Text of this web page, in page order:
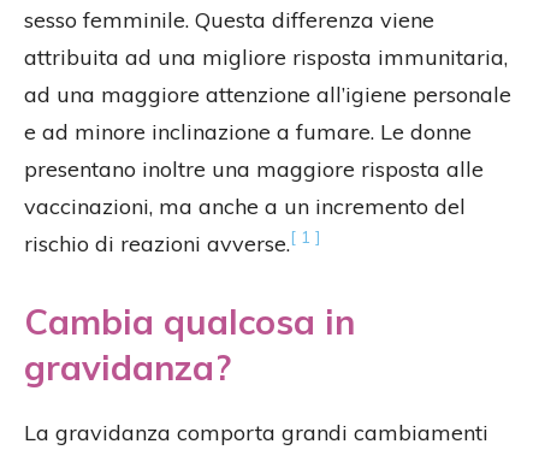
sesso femminile. Questa differenza viene
attribuita ad una migliore risposta immunitaria,
ad una maggiore attenzione all’igiene personale
e ad minore inclinazione a fumare. Le donne
presentano inoltre una maggiore risposta alle
vaccinazioni, ma anche a un incremento del
rischio di reazioni avverse.[ 1 ]
Cambia qualcosa in
gravidanza?
La gravidanza comporta grandi cambiamenti